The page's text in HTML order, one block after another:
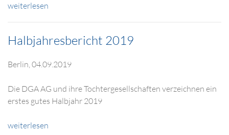
weiterlesen
Halbjahresbericht 2019
Berlin, 04.09.2019
Die DGA AG und ihre Tochtergesellschaften verzeichnen ein
erstes gutes Halbjahr 2019
weiterlesen